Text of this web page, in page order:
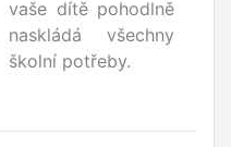
vaše dítě pohodlně
naskládá všechny
školní potřeby.